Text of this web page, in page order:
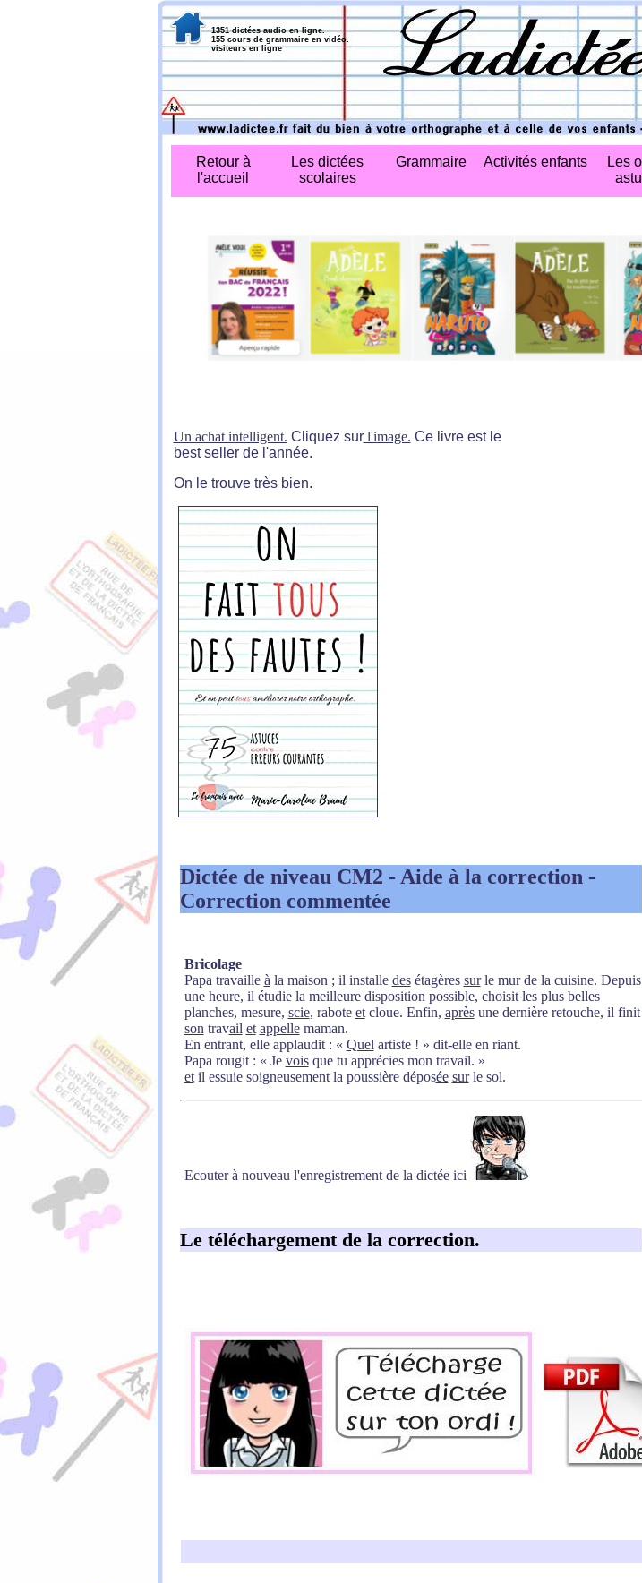
Un achat intelligent. Cliquez surl'image. Ce livre est le
best seller de l'année.
On le trouve très bien.
Dictée de niveau CM2 - Aide à la correction -
Correction commentée
Bricolage
Papa travaille à la maison ; il installe desétagères surle mur de la cuisine. Depuis
une heure, il étudie la meilleure disposition possible, choisit les plus belles
planches, mesure, scie, rabote etcloue. Enfin, aprèsune dernière retouche, il finit
son travail et appellemaman.
En entrant, elle applaudit : « Quel artiste ! » dit-elle en riant.
Papa rougit : « Je voisque tu apprécies mon travail. »
etil essuie soigneusement la poussière déposée surle sol.
Ecouter à nouveau l'enregistrement de la dictée ici
Le téléchargement de la correction.